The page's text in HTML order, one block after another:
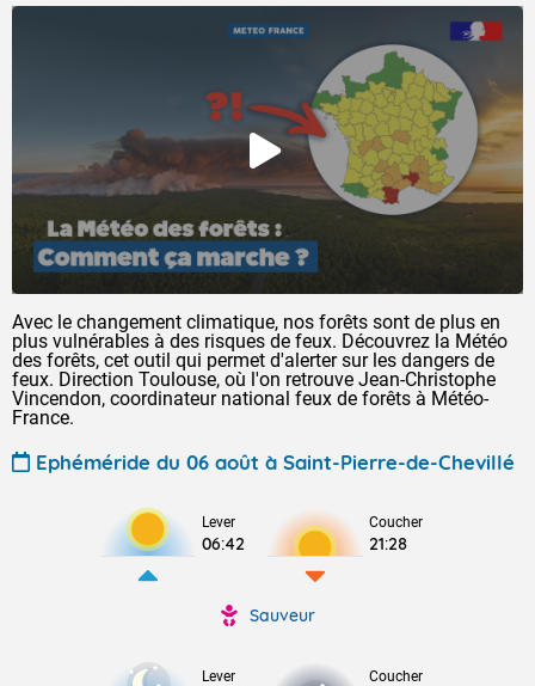
Avec le changement climatique, nos forêts sont de plus en
plus vulnérables à des risques de feux. Découvrez la Météo
des forêts, cet outil qui permet d'alerter sur les dangers de
feux. Direction Toulouse, où l'on retrouve Jean-Christophe
Vincendon, coordinateur national feux de forêts à Météo-
France.
Ephéméride du 06 août à Saint-Pierre-de-Chevillé
Lever
06:42
Coucher
21:28
Sauveur
Lever Coucher